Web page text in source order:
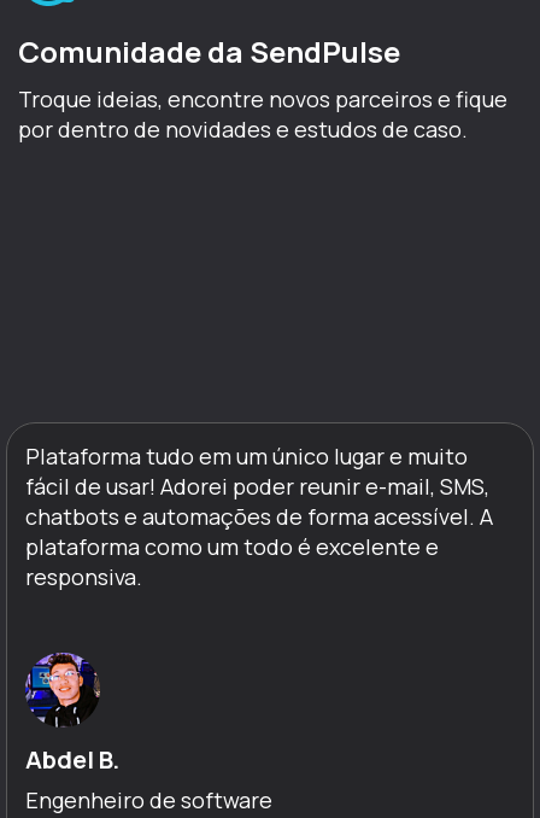
Comunidade da SendPulse
Troque ideias, encontre novos parceiros e fique
por dentro de novidades e estudos de caso.
Plataforma tudo em um único lugar e muito
fácil de usar! Adorei poder reunir e-mail, SMS,
chatbots e automações de forma acessível. A
plataforma como um todo é excelente e
responsiva.
Abdel B.
Engenheiro de software